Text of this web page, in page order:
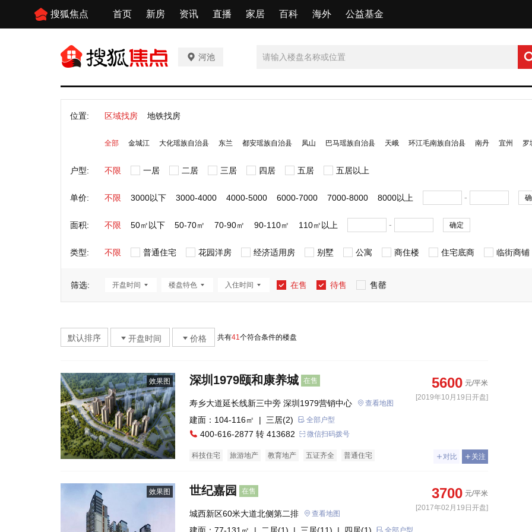
搜狐焦点 首页 新房 资讯 直播 家居 百科 海外 公益基金
河池
位置: 区域找房 地铁找房
全部 金城江 大化瑶族自治县 东兰 都安瑶族自治县 凤山 巴马瑶族自治县 天峨 环江毛南族自治县 南丹 宜州 罗
户型: 不限 一居 二居 三居 四居 五居 五居以上
单价: 不限 3000以下 3000-4000 4000-5000 6000-7000 7000-8000 8000以上 -
面积: 不限 50㎡以下 50-70㎡ 70-90㎡ 90-110㎡ 110㎡以上 - 确定
类型: 不限 普通住宅 花园洋房 经济适用房 别墅 公寓 商住楼 住宅底商 临街商铺
筛选: 开盘时间 楼盘特色 入住时间 在售 待售 售罄
默认排序 开盘时间 价格 共有41个符合条件的楼盘
效果图 深圳1979颐和康养城 在售 5600 元/平米
[2019年10月19日开盘]
寿乡大道延长线新三中旁 深圳1979营销中心 查看地图
建面：104-116㎡ | 三居(2) 全部户型
400-616-2877 转 413682 微信扫码拨号
科技住宅 旅游地产 教育地产 五证齐全 普通住宅 对比 关注
效果图 世纪嘉园 在售 3700 元/平米
[2017年02月19日开盘]
城西新区60米大道北侧第二排 查看地图
全部户型